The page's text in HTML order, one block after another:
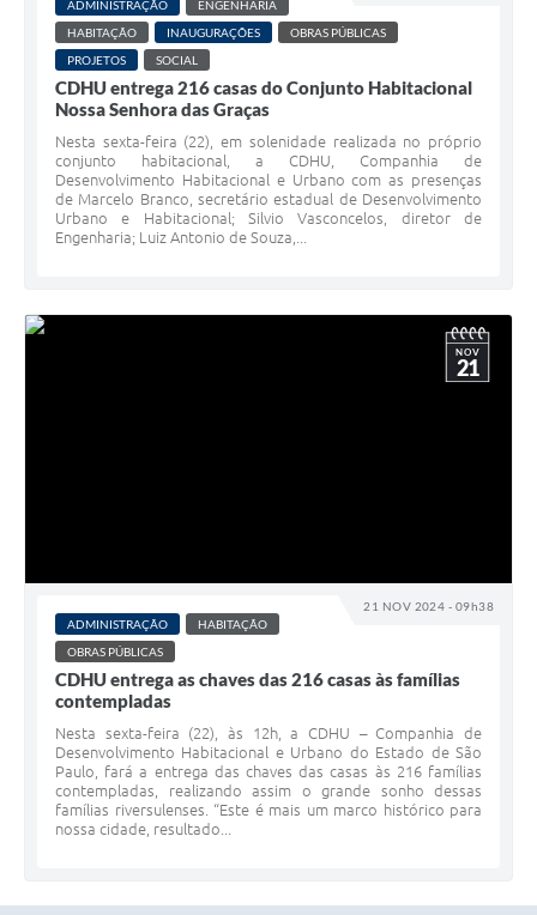
ADMINISTRAÇÃO
ENGENHARIA
HABITAÇÃO
INAUGURAÇÕES
OBRAS PÚBLICAS
PROJETOS
SOCIAL
CDHU entrega 216 casas do Conjunto Habitacional
Nossa Senhora das Graças
Nesta sexta-feira (22), em solenidade realizada no próprio
conjunto habitacional, a CDHU, Companhia de
Desenvolvimento Habitacional e Urbano com as presenças
de Marcelo Branco, secretário estadual de Desenvolvimento
Urbano e Habitacional; Silvio Vasconcelos, diretor de
Engenharia; Luiz Antonio de Souza,...
21 NOV 2024 - 09h38
NOV
21
ADMINISTRAÇÃO
HABITAÇÃO
OBRAS PÚBLICAS
CDHU entrega as chaves das 216 casas às famílias
contempladas
Nesta sexta-feira (22), às 12h, a CDHU – Companhia de
Desenvolvimento Habitacional e Urbano do Estado de São
Paulo, fará a entrega das chaves das casas às 216 famílias
contempladas, realizando assim o grande sonho dessas
famílias riversulenses. “Este é mais um marco histórico para
nossa cidade, resultado...